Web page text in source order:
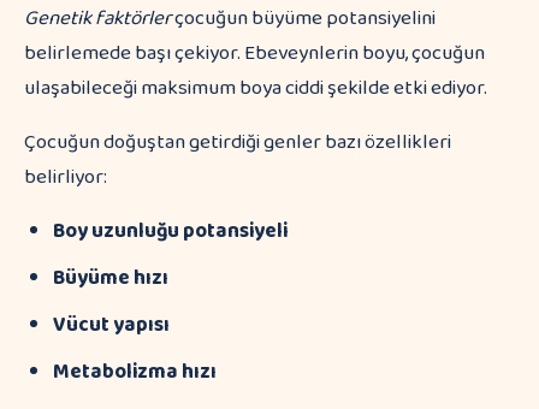
Genetik faktörlerçocuğun büyüme potansiyelini
belirlemede başı çekiyor. Ebeveynlerin boyu, çocuğun
ulaşabileceği maksimum boya ciddi şekilde etki ediyor.
Çocuğun doğuştan getirdiği genler bazı özellikleri
belirliyor:
Boy uzunluğu potansiyeli
Büyüme hızı
Vücut yapısı
Metabolizma hızı